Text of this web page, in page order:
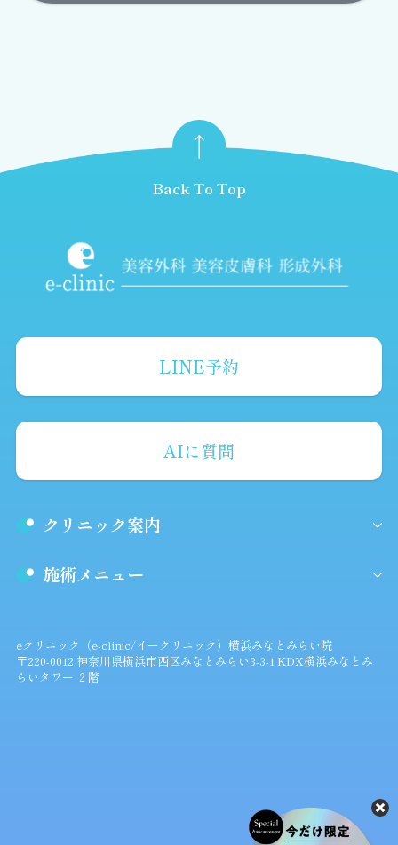
LINE予約
AIに質問
クリニック案内
施術メニュー
eクリニック（e-clinic/イークリニック）横浜みなとみらい院
〒220-0012 神奈川県横浜市西区みなとみらい3-3-1 KDX横浜みなとみ
らいタワー ２階
Back To Top